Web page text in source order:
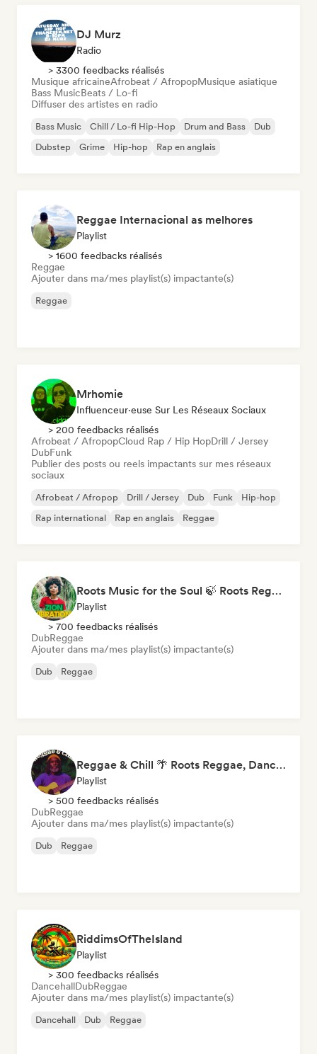
DJ Murz
Radio
> 3300 feedbacks réalisés
Musique africaineAfrobeat / AfropopMusique asiatique
Bass MusicBeats / Lo-fi
Diffuser des artistes en radio
Bass Music Chill / Lo-fi Hip-Hop Drum and Bass
Dub
Dubstep
Grime Hip-hop Rap en anglais
Reggae Internacional as melhores
Playlist
> 1600 feedbacks réalisés
Reggae
Ajouter dans ma/mes playlist(s) impactante(s)
Reggae
Mrhomie
Influenceur·euse Sur Les Réseaux Sociaux
> 200 feedbacks réalisés
Afrobeat / AfropopCloud Rap / Hip HopDrill / Jersey
DubFunk
Publier des posts ou reels impactants sur mes réseaux
sociaux
Afrobeat / Afropop Drill / Jersey Dub Funk
Hip-hop
Rap international
Rap en anglais Reggae
Roots Music for the Soul 🍃 Roots Reggae, Dub & Dancehall
Playlist
> 700 feedbacks réalisés
DubReggae
Ajouter dans ma/mes playlist(s) impactante(s)
Dub Reggae
Reggae & Chill 🌴 Roots Reggae, Dancehall & Dub
Playlist
> 500 feedbacks réalisés
DubReggae
Ajouter dans ma/mes playlist(s) impactante(s)
Dub Reggae
RiddimsOfTheIsland
Playlist
> 300 feedbacks réalisés
DancehallDubReggae
Ajouter dans ma/mes playlist(s) impactante(s)
Dancehall Dub Reggae